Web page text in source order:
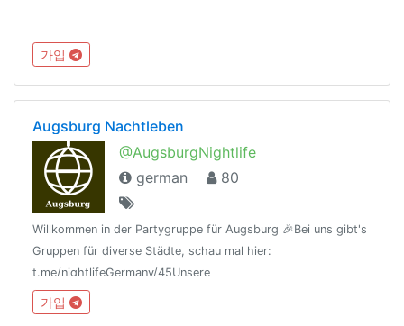
가입
Augsburg Nachtleben
@AugsburgNightlife
german
80
Willkommen in der Partygruppe für Augsburg 🎉Bei uns gibt's
Gruppen für diverse Städte, schau mal hier:
t.me/nightlifeGermany/45Unsere
Regeln:t.me/nightlifeGermany/44Offtopic
Gruppe:https://t.me/NightlifeGermanySandbox
가입